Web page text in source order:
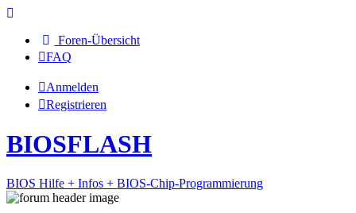
Foren-Übersicht
FAQ
Anmelden
Registrieren
BIOSFLASH
BIOS Hilfe + Infos + BIOS-Chip-Programmierung